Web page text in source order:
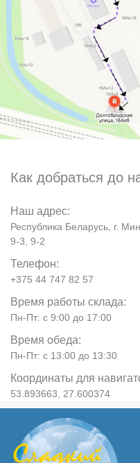
Как добраться до
Наш адрес:
Республика Беларусь, г.
9-3, 9-2
Телефон:
+375 44 747 82 57
Время работы склада:
Пн-Пт: с 9:00 до 17:00
Время обеда:
Пн-Пт: с 13:00 до 13:30
Координаты для
53.893663, 27.600374